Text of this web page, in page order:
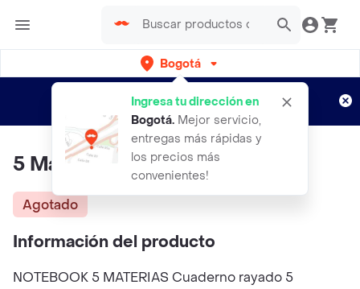
Bogotá
Ingresa tu dirección en
Bogotá. Mejor servicio,
entregas más rápidas y
los precios más
convenientes!
envíos gratis por semanas
Aplican TyC
5 Materias Mucho Amor Mixto
Agotado
Información del producto
NOTEBOOK 5 MATERIAS Cuaderno rayado 5